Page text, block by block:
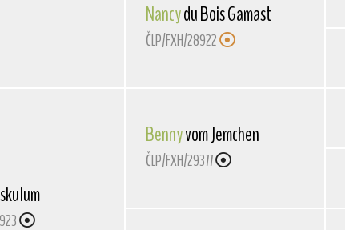
Nancydu Bois Gamast
ČLP/FXH/28922
Bennyvom Jemchen
ČLP/FXH/29377